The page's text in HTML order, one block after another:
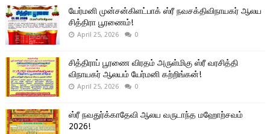
யேர்மனி முன்சன்கிளட்பாக் ஸ்ரீ நவசக்திவிநாயகர் ஆலய
சித்திரா பூரணைம்!
April 25, 2026 0
சித்திராப் பூரணை விரதம் அருள்மிகு ஸ்ரீ வரசித்தி
விநாயகர் ஆலயம் யேர்மனி கற்றிங்கன்!
April 25, 2026 0
ஸ்ரீ நவதுர்க்காதேவி ஆலய வருடாந்த மஹோற்சவம்
2026!